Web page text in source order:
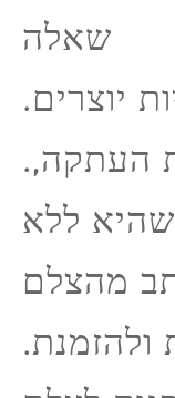
יוצרים
.אין לעשות בהם כל שימוש, לרבות העתקה,
ללא
.לרכישת צילומים, לשאלות, להערות ולהזמנת